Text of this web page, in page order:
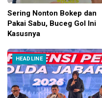
Sering Nonton Bokep dan
Pakai Sabu, Buceg Gol Ini
Kasusnya
HEADLINE